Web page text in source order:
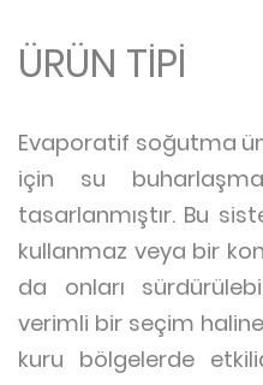
ÜRÜN TİPİ
Evaporatif soğutma
için su
tasarlanmıştır. Bu
kullanmaz veya bir
da onları
verimli bir seçim
kuru bölgelerde